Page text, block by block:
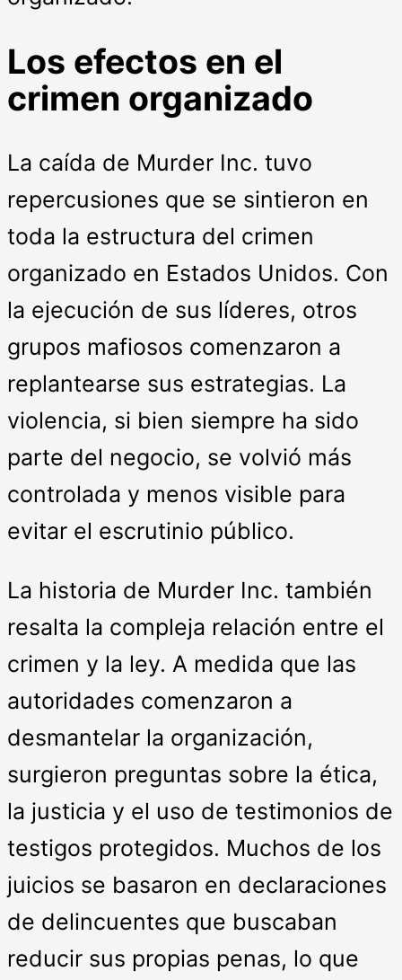
Los efectos en el
crimen organizado
La caída de Murder Inc. tuvo
repercusiones que se sintieron en
toda la estructura del crimen
organizado en Estados Unidos. Con
la ejecución de sus líderes, otros
grupos mafiosos comenzaron a
replantearse sus estrategias. La
violencia, si bien siempre ha sido
parte del negocio, se volvió más
controlada y menos visible para
evitar el escrutinio público.
La historia de Murder Inc. también
resalta la compleja relación entre el
crimen y la ley. A medida que las
autoridades comenzaron a
desmantelar la organización,
surgieron preguntas sobre la ética,
la justicia y el uso de testimonios de
testigos protegidos. Muchos de los
juicios se basaron en declaraciones
de delincuentes que buscaban
reducir sus propias penas, lo que